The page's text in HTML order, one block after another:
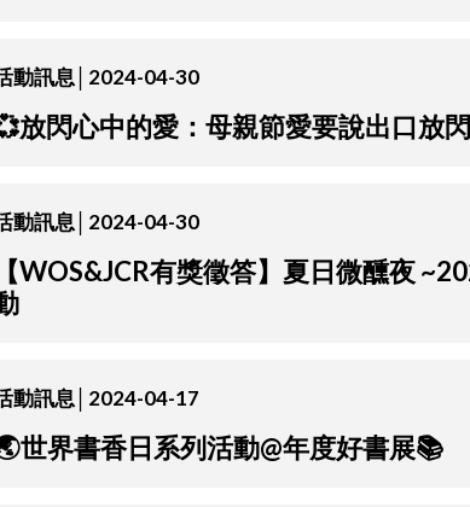
動訊息│2024-04-30
放閃心中的愛：母親節愛要說出口放
動訊息│2024-04-30
WOS&JCR有獎徵答】夏日微醺夜
動訊息│2024-04-17
世界書香日系列活動@年度好書展📚